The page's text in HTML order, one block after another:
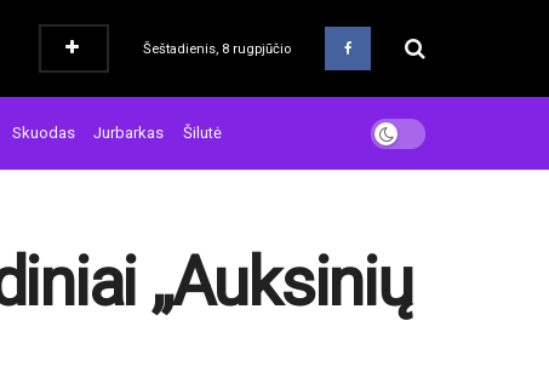
Šeštadienis, 8 rugpjūčio
Skuodas Jurbarkas Šilutė
„Auksinių